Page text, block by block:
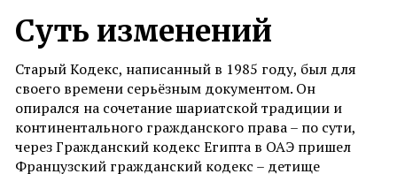
Суть изменений
Старый Кодекс, написанный в 1985 году, был для
своего времени серьёзным документом. Он
опирался на сочетание шариатской традиции и
континентального гражданского права – по сути,
через Гражданский кодекс Египта в ОАЭ пришел
Французский гражданский кодекс – детище